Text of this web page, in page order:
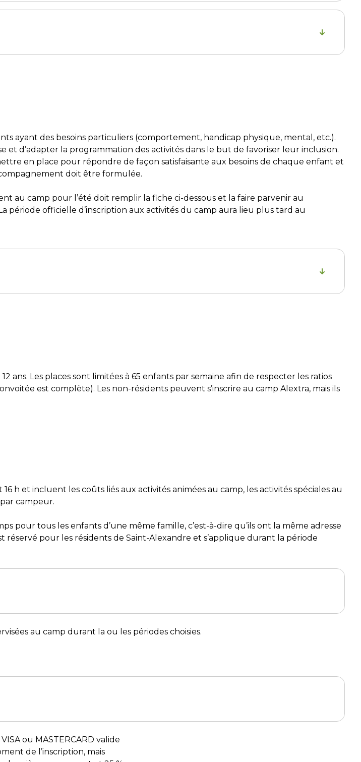
ayant des besoins particuliers (comportement, handicap physique, mental, etc.).
d’adapter la programmation des activités dans le but de favoriser leur inclusion.
en place pour répondre de façon satisfaisante aux besoins de chaque enfant et
doit être formulée.
au camp pour l’été doit remplir la fiche ci-dessous et la faire parvenir au
période officielle d’inscription aux activités du camp aura lieu plus tard au
ans. Les places sont limitées à 65 enfants par semaine afin de respecter les ratios
est complète). Les non-résidents peuvent s’inscrire au camp Alextra, mais ils
h et incluent les coûts liés aux activités animées au camp, les activités spéciales au
campeur.
pour tous les enfants d’une même famille, c’est-à-dire qu’ils ont la même adresse
pour les résidents de Saint-Alexandre et s’applique durant la période
au camp durant la ou les périodes choisies.
ou MASTERCARD valide
de l’inscription, mais